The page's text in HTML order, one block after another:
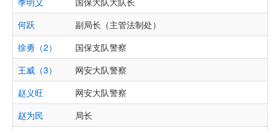
何跃
副局长（主管法制处）
徐勇（2）
国保支队警察
王威（3）
网安大队警察
赵义旺
网安大队警察
赵为民
局长